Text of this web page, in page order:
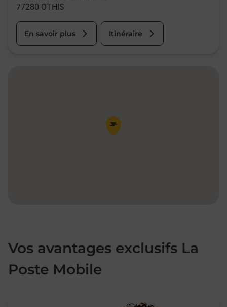
77280 OTHIS
En savoir plus Itinéraire
Pin de la carte
Vos avantages exclusifs La
Poste Mobile